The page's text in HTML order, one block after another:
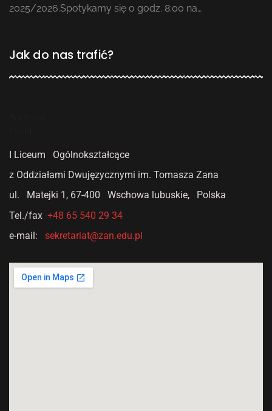
2025/2026.Spotykamy się o godz. 8:00 na…
Jak do nas trafić?
I Liceum Ogólnokształcące
z Oddziałami Dwujęzycznymi im. Tomasza Zana
ul. Matejki 1, 67-400 Wschowa lubuskie, Polska
Tel./fax +48 65 540 29 34
e-mail: sekretariat@zan.edu.pl